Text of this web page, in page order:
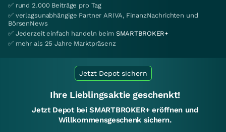
✅ rund 2.000 Beiträge pro Tag
✅ verlagsunabhängige Partner ARIVA, FinanzNachrichten und
BörsenNews
✅ Jederzeit einfach handeln beim SMARTBROKER+
✅ mehr als 25 Jahre Marktpräsenz
Jetzt Depot sichern
Ihre Lieblingsaktie geschenkt!
Jetzt Depot bei SMARTBROKER+ eröffnen und
Willkommensgeschenk sichern.